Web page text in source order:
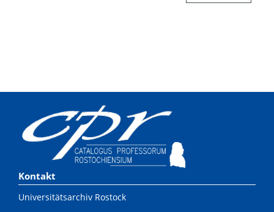
Kontakt
Universitätsarchiv Rostock